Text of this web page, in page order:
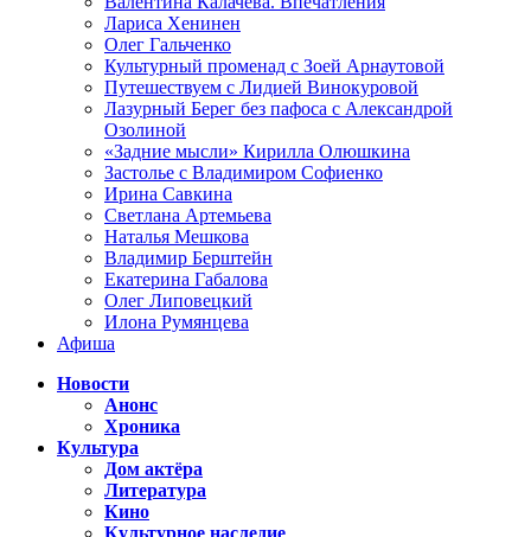
Лариса Хенинен
Олег Гальченко
Культурный променад с Зоей Арнаутовой
Путешествуем с Лидией Винокуровой
Лазурный Берег без пафоса с Александрой
Озолиной
«Задние мысли» Кирилла Олюшкина
Застолье с Владимиром Софиенко
Ирина Савкина
Светлана Артемьева
Наталья Мешкова
Владимир Берштейн
Екатерина Габалова
Олег Липовецкий
Илона Румянцева
Афиша
Новости
Анонс
Хроника
Культура
Дом актёра
Литература
Кино